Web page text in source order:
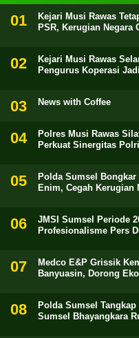
Kejari Musi Rawas
PSR, Kerugian Negara
Kejari Musi Rawas
Pengurus Koperasi
News with Coffee
Polres Musi Rawas
Perkuat Sinergitas
Polda Sumsel
Enim, Cegah Kerugian
JMSI Sumsel Periode
Profesionalisme Pers
Medco E&P Grissik
Banyuasin, Dorong
Polda Sumsel
Sumsel Bhayangkara